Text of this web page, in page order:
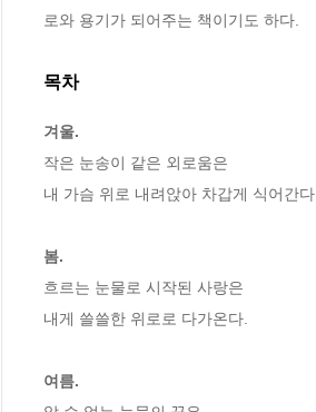
로와 용기가 되어주는 책이기도 하다.
목차
겨울.
작은 눈송이 같은 외로움은
내 가슴 위로 내려앉아 차갑게 식어간다.
봄.
흐르는 눈물로 시작된 사랑은
내게 쓸쓸한 위로로 다가온다.
여름.